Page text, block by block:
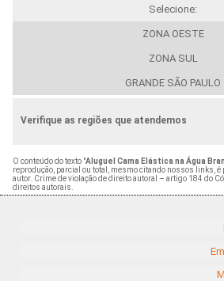
Selecione:
ZONA OESTE
ZONA SUL
GRANDE SÃO PAULO
Verifique as regiões que atendemos
O conteúdo do texto "Aluguel Cama Elástica na Água
reprodução, parcial ou total, mesmo citando nossos links,
autor. Crime de violação de direito autoral – artigo 184 do
direitos autorais